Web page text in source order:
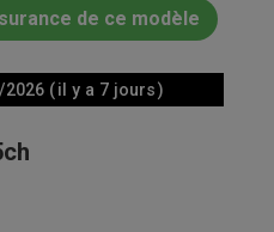
de ce modèle
( il y a 7 jours )